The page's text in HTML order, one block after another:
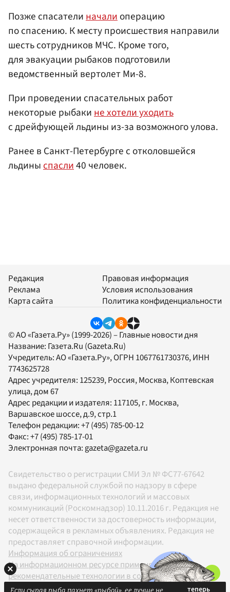
Позже спасателиначалиоперацию
по спасению. К месту происшествия направили
шесть сотрудников МЧС. Кроме того,
для эвакуации рыбаков подготовили
ведомственный вертолет Ми-8.
При проведении спасательных работ
некоторые рыбакине хотели уходить
с дрейфующей льдины из-за возможного улова.
Ранее в Санкт-Петербурге с отколовшейся
льдиныспасли40 человек.
Редакция
Реклама
Карта сайта
Правовая информация
Условия использования
Политика конфиденциальности
© АО «Газета.Ру» (1999-2026) – Главные новости дня
Название: Газета.Ru (Gazeta.Ru)
Учредитель:АО «Газета.Ру», ОГРН 1067761730376, ИНН
7743625728
Адрес учредителя: 125239, Россия, Москва, Коптевская
улица, дом 67
Адрес редакции и издателя: 117105, г. Москва,
Варшавское шоссе, д.9, стр.1
Телефон редакции:+7 (495) 785-00-12
Факс:+7 (495) 785-17-01
Электронная почта:gazeta@gazeta.ru
Свидетельство о регистрации СМИ Эл № ФС77-67642
выдано федеральной службой по надзору в сфере
связи, информационных технологий и массовых
коммуникаций (Роскомнадзор) 10.11.2016 г. Редакция не
несет ответственности за достоверность информации,
содержащейся в рекламных объявлениях. Редакция не
предоставляет справочной информации.
Информация об ограничениях
На информационном ресурсе применяются
рекомендательные технологии в соответствии с
Правилами
Если сырая рыба пахнет «рыбой», ее лучше не